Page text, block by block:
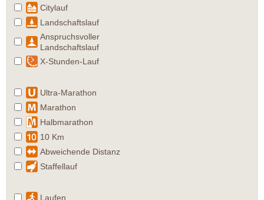
Citylauf
Landschaftslauf
Anspruchsvoller
Landschaftslauf
X-Stunden-Lauf
Ultra-Marathon
Marathon
Halbmarathon
10 Km
Abweichende Distanz
Staffellauf
Laufen